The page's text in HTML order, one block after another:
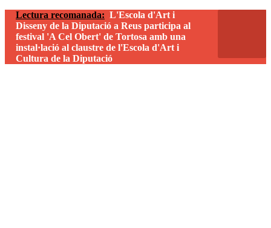
Lectura recomanada: L'Escola d'Art i
Disseny de la Diputació a Reus participa al
festival 'A Cel Obert' de Tortosa amb una
instal·lació al claustre de l'Escola d'Art i
Cultura de la Diputació